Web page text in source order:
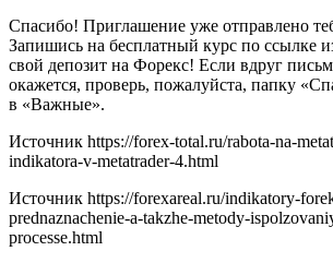
Спасибо! Приглашение уже отправлено
Запишись на бесплатный курс по ссылке
свой депозит на Форекс! Если вдруг
окажется, проверь, пожалуйста, папку
в «Важные».
Источник https://forex-total.ru/rabota-na-
indikatora-v-metatrader-4.html
Источник https://forexareal.ru/indikatory-
prednaznachenie-a-takzhe-metody-
processe.html